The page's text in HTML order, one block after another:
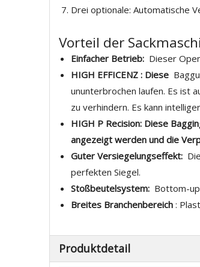
Drei optionale: Automatische
Vorteil der
Einfacher Betrieb: Dieser
HIGH EFFICENZ : Diese
ununterbrochen laufen. Es ist
zu verhindern. Es kann
HIGH P Recision: Diese
angezeigt werden und die
Guter Versiegelungseffekt:
perfekten Siegel.
Stoßbeutelsystem: Bottom-
Breites Branchenbereich :
Produktdetail